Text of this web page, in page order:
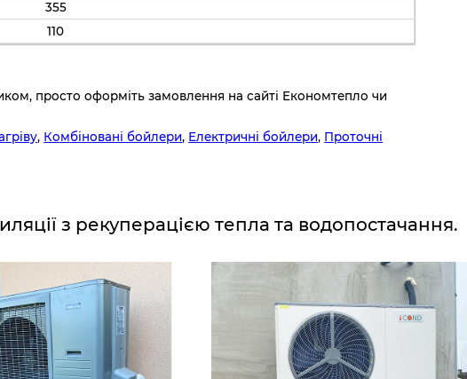
355
110
просто оформіть замовлення на сайті Економтепло чи
, Комбіновані бойлери, Електричні бойлери, Проточні
з рекуперацією тепла та водопостачання.